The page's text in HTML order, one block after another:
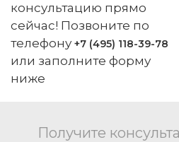
консультацию прямо
сейчас! Позвоните по
телефону +7 (495) 118-39-78
или заполните форму
ниже
Получите